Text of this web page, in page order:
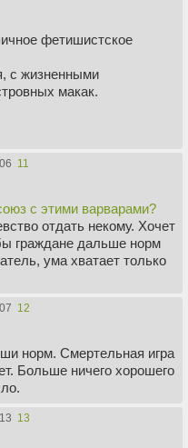
фетишистское
с жизненными
макак.
11
с этими варварами?
отдать некому. Хочет
граждане дальше норм
ума хватает только
12
норм. Смертельная игра
Больше ничего хорошего
13